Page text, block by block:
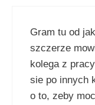
Gram tu od
szczerze
kolega z
sie po innych
o to, zeby